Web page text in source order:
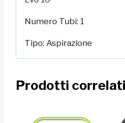
Numero Tubi: 1
Tipo: Aspirazione
Prodotti correlati